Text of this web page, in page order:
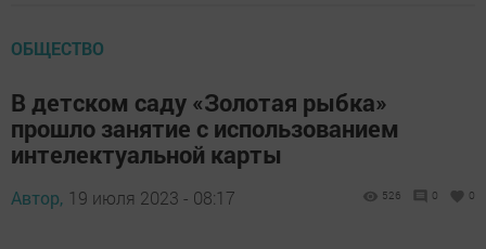
ОБЩЕСТВО
В детском саду «Золотая рыбка»
прошло занятие с использованием
интелектуальной карты
Автор, 19 июля 2023 - 08:17 526 0 0